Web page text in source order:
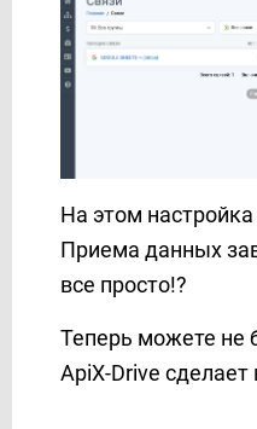
На этом
Приема данных
все просто!?
Теперь можете не
ApiX-Drive сделает